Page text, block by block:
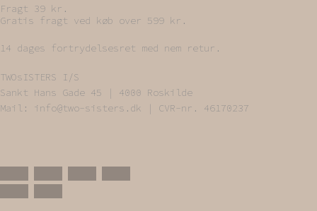
Fragt 39 kr.
Gratis fragt ved køb over 599 kr.
14 dages fortrydelsesret med nem retur.
TWOsISTERS I/S
Sankt Hans Gade 45 | 4000 Roskilde
Mail: info@two-sisters.dk | CVR-nr. 46170237